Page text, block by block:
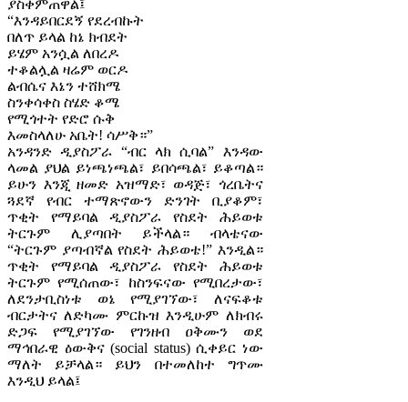
ያስቀምጠዋል፤
“እንዳይበርደኝ የደረብኩት
በለጥ ይላል ከኔ ክብደት
ይሄም አንሷል ለበረዶ
ተቆልሏል ዛሬም ወርዶ
ልብሴና እኔን ተሸክሜ
ስንቀሳቀስ ስሄድ ቆሜ
የሚጎተት የድሮ ሱቅ
እመስላለሁ አቤት! ሳሥቅ።”
አንዳንድ ዲያስፖራ “ብር ላክ ሲባል” እንዳው
ላመል ያህል ይነጫነጫል፣ ይበሳጫል፣ ይቆጣል።
ይሁን እንጂ ዘመድ አዝማድ፣ ወዳጅ፣ ጎረቤትና
ጓደኛ የብር ተማጽኖውን ድንገት ቢያቆም፣
ጥቂት የማይባል ዲያስፖራ የስደት ሕይወቱ
ትርጉም ሊያጣበት ይችላል። ብላቴናው
“ትርጉም ያጣብኛል የስደት ሕይወቴ!” እንዲል።
ጥቂት የማይባል ዲያስፖራ የስደት ሕይወቱ
ትርጉም የሚሰጠው፣ ከስንፍናው የሚበረታው፣
ለደንታቢስነቱ ወኔ የሚያገኘው፣ ለናፍቆቱ
ብርታትና ለድካሙ ምርኩዝ እንዲሁም ለክብሩ
ድጋፍ የሚያገኘው የገንዘብ ዐቅሙን ወደ
ማኅበራዊ ዕውቅና (social status) ሲቀይር ነው
ማለት ይቻላል። ይህን በተመለከተ ግጥሙ
እንዲህ ይላል፤